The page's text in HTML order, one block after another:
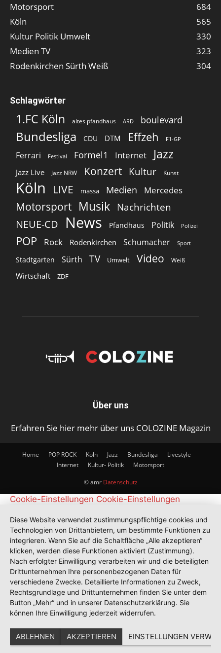
Motorsport
684
Köln
565
Kultur Politik Umwelt
330
Medien TV
323
Rodenkirchen Sürth Weiß
304
Schlagwörter
1.FC Köln altes pfandhaus ARD boulevard
Bundesliga CDU DTM Effzeh F1-GP
Ferrari Festival Formel1 Internet Jazz
Jazz Live Jazz NRW Konzert Kultur Kunst
Köln LIVE massa Medien Mercedes
Motorsport Musik Nachrichten
NEUE-CD
News Pfandhaus Politik Polizei
POP Rock Rodenkirchen Schumacher Sport
Stadtgarten Sürth TV Umwelt Video Weiß
Wirtschaft ZDF
Über uns
Erfahren Sie hier mehr über uns COLOZINE Magazin
Home POP ROCK Köln Jazz Bundesliga
Livestyle
Internet
Kultur- Politik Motorsport
© amr Datenschutz
Cookie-Einstellungen Cookie-Einstellungen
Diese Website verwendet zustimmungspflichtige cookies und
Technologien von Drittanbietern, um bestimmte Funktionen zu
integrieren. Wenn Sie auf die Schaltfläche „Alle akzeptieren“
klicken, werden diese Funktionen aktiviert (Zustimmung).
Nach erfolgter Einwilligung verarbeiten wir und die beteiligten
Drittunternehmen Ihre personenbezogenen Daten für
verschiedene Zwecke. Detaillierte Informationen zu Zweck,
Rechtsgrundlage und Drittunternehmen finden Sie unter dem
Button „Mehr“ und in unserer Datenschutzerklärung. Sie
können Ihre Einwilligung jederzeit widerrufen.
ABLEHNEN AKZEPTIEREN EINSTELLUNGEN